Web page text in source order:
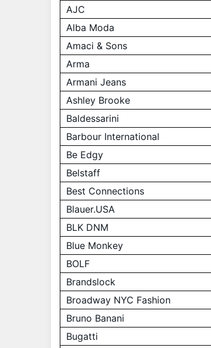
AJC
Alba Moda
Amaci & Sons
Arma
Armani Jeans
Ashley Brooke
Baldessarini
Barbour International
Be Edgy
Belstaff
Best Connections
Blauer.USA
BLK DNM
Blue Monkey
BOLF
Brandslock
Broadway NYC Fashion
Bruno Banani
Bugatti